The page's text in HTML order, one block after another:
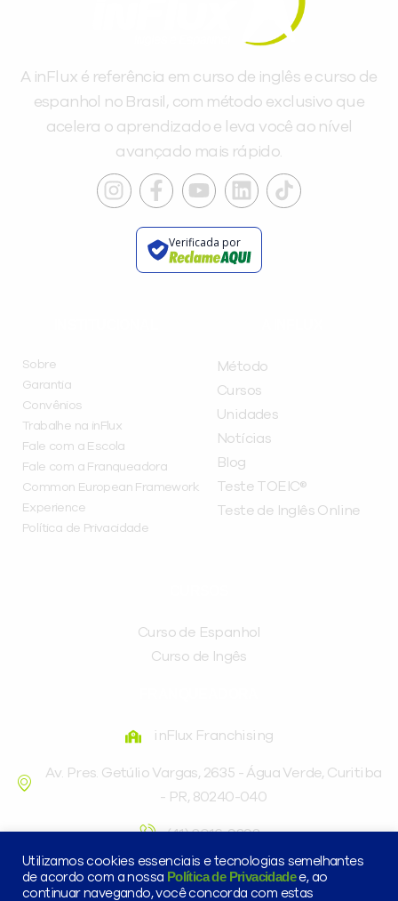
A inFlux é referência em curso de inglês e curso de
espanhol no Brasil, com método exclusivo que
acelera o aprendizado e leva você ao nível
avançado mais rápido.
Verificada por
Sobre
Garantia
Convênios
Trabalhe na inFlux
Fale com a Escola
Fale com a Franqueadora
Common European Framework
Experience
Política de Privacidade
Método
Cursos
Unidades
Notícias
Blog
Teste TOEIC®
Teste de Inglês Online
Curso de Espanhol
Curso de Ingês
inFlux Franchising
Av. Pres. Getúlio Vargas, 2635 - Água Verde, Curitiba
- PR, 80240-040
(41) 3016-9898
Utilizamos cookies essenciais e tecnologias semelhantes
de acordo com a nossa Política de Privacidadee, ao
continuar navegando, você concorda com estas